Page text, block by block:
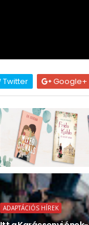
Twitter Google+
ADAPTÁCIÓS HÍREK